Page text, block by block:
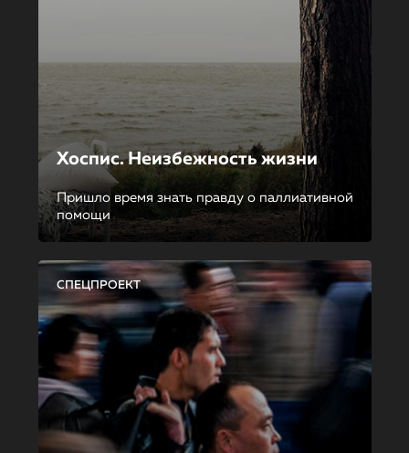
Хоспис. Неизбежность жизни
Пришло время знать правду о паллиативной
помощи
СПЕЦПРОЕКТ